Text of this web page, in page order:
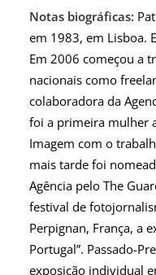
Notas biográficas:
em 1983, em Lisboa.
Em 2006 começou a
nacionais como
colaboradora da
foi a primeira mulher
Imagem com o
mais tarde foi
Agência pelo The
festival de
Perpignan, França, a
Portugal”. Passado-
exposição individual